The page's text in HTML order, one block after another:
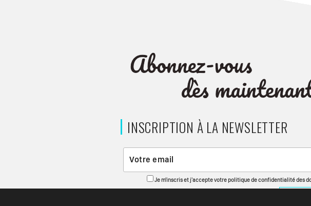
INSCRIPTION À LA NEWSLETTER
Je m'inscris et j'accepte votre politique de confidentialité des